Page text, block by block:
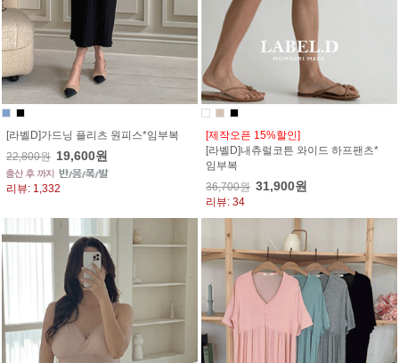
[라벨D]가드닝 플리츠 원피스*임부복
22,800원 19,600원
리뷰: 1,332
[제작오픈 15%할인]
[라벨D]내츄럴코튼 와이드 하프팬츠*
임부복
36,700원 31,900원
리뷰: 34